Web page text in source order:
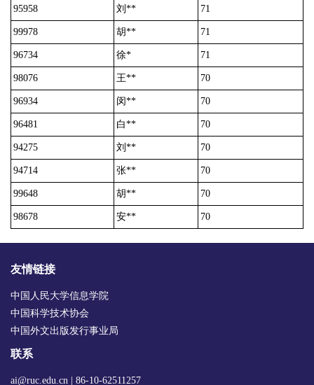
95958 刘** 71
99978 胡** 71
96734 徐* 71
98076 王** 70
96934 闵** 70
96481 白** 70
94275 刘** 70
94714 张** 70
99648 胡** 70
98678 安** 70
友情链接
中国人民大学信息学院
中国科学技术协会
中国外文出版发行事业局
联系
ai@ruc.edu.cn | 86-10-62511257